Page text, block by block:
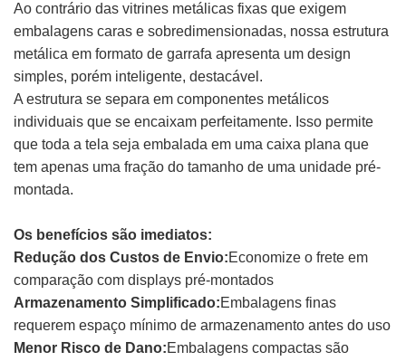
Ao contrário das vitrines metálicas fixas que exigem
embalagens caras e sobredimensionadas, nossa estrutura
metálica em formato de garrafa apresenta um design
simples, porém inteligente, destacável.
A estrutura se separa em componentes metálicos
individuais que se encaixam perfeitamente. Isso permite
que toda a tela seja embalada em uma caixa plana que
tem apenas uma fração do tamanho de uma unidade pré-
montada.
Os benefícios são imediatos:
Redução dos Custos de Envio:Economize o frete em
comparação com displays pré-montados
Armazenamento Simplificado:Embalagens finas
requerem espaço mínimo de armazenamento antes do uso
Menor Risco de Dano:Embalagens compactas são